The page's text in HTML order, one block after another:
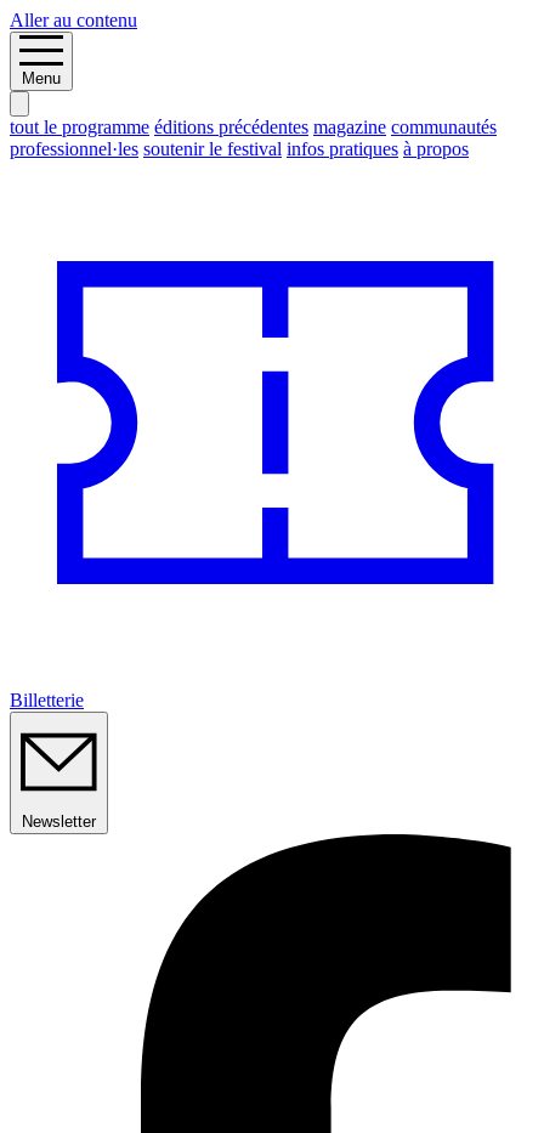
Aller au contenu
Menu
tout le programme éditions précédentes magazine communautés
professionnel·les soutenir le festival infos pratiques à propos
Billetterie
Newsletter